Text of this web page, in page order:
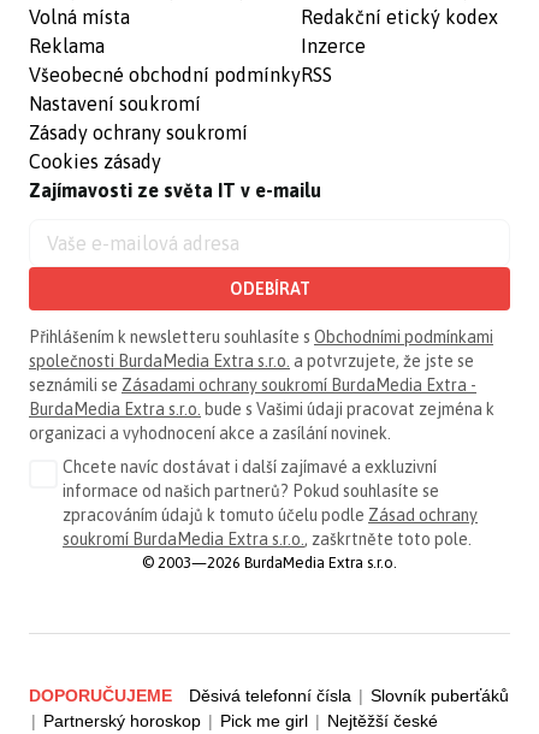
Volná místa
Reklama
Všeobecné obchodní podmínky
Nastavení soukromí
Zásady ochrany soukromí
Cookies zásady
Redakční etický kodex
Inzerce
RSS
Zajímavosti ze světa IT v e-mailu
ODEBÍRAT
Přihlášením k newsletteru souhlasíte s Obchodními podmínkami
společnosti BurdaMedia Extra s.r.o. a potvrzujete, že jste se
seznámili se Zásadami ochrany soukromí BurdaMedia Extra -
BurdaMedia Extra s.r.o. bude s Vašimi údaji pracovat zejména k
organizaci a vyhodnocení akce a zasílání novinek.
Chcete navíc dostávat i další zajímavé a exkluzivní
informace od našich partnerů? Pokud souhlasíte se
zpracováním údajů k tomuto účelu podle Zásad ochrany
soukromí BurdaMedia Extra s.r.o. , zaškrtněte toto pole.
© 2003—2026 BurdaMedia Extra s.r.o.
DOPORUČUJEME Děsivá telefonní čísla | Slovník puberťáků
| Partnerský horoskop | Pick me girl | Nejtěžší české